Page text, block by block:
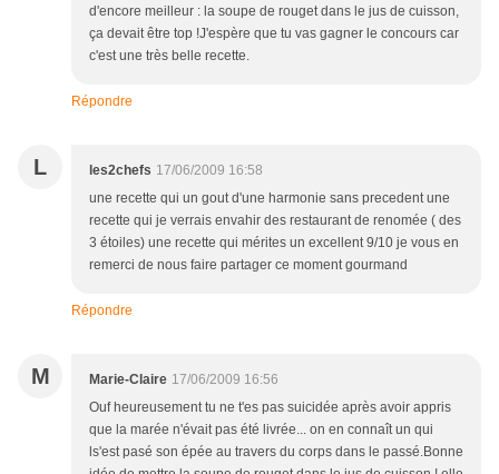
d'encore meilleur : la soupe de rouget dans le jus de cuisson,
ça devait être top !J'espère que tu vas gagner le concours car
c'est une très belle recette.
Répondre
L les2chefs 17/06/2009 16:58
une recette qui un gout d'une harmonie sans precedent une
recette qui je verrais envahir des restaurant de renomée ( des
3 étoiles) une recette qui mérites un excellent 9/10 je vous en
remerci de nous faire partager ce moment gourmand
Répondre
M Marie-Claire 17/06/2009 16:56
Ouf heureusement tu ne t'es pas suicidée après avoir appris
que la marée n'évait pas été livrée... on en connaît un qui
ls'est pasé son épée au travers du corps dans le passé.Bonne